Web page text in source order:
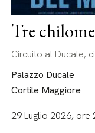
Tre
Circuito al Ducale,
Palazzo Ducale
Cortile Maggiore
29 Luglio 2026, ore